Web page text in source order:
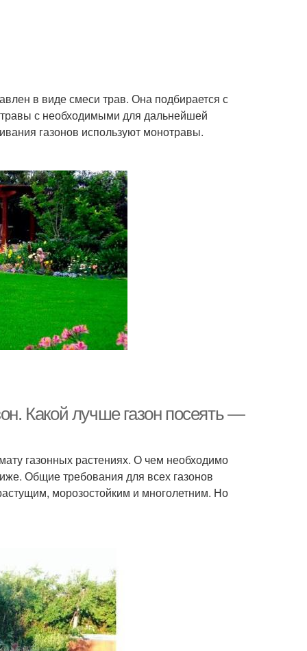
в виде смеси трав. Она подбирается с
травы с необходимыми для дальнейшей
газонов используют монотравы.
Какой лучше газон посеять —
газонных растениях. О чем необходимо
Общие требования для всех газонов
морозостойким и многолетним. Но